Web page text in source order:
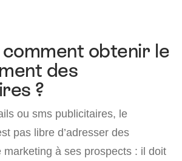
comment obtenir le
des
?
ou sms publicitaires, le
pas libre d’adresser des
marketing à ses prospects : il doit